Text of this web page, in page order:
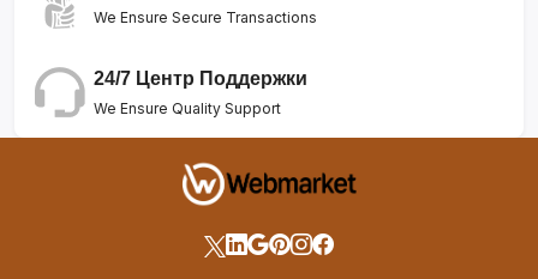
We Ensure Secure Transactions
24/7 Центр Поддержки
We Ensure Quality Support